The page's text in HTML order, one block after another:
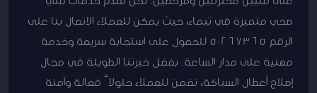
صحي متميزة في تيماء، حيث يمكن للعملاء الاتصال بنا على
الرقم 50267365 للحصول على استجابة سريعة وخدمة
مهنية على مدار الساعة. بفضل خبرتنا الطويلة في مجال
إصلاح أعطال السباكة، نضمن للعملاء حلولاً فعالة وآمنة